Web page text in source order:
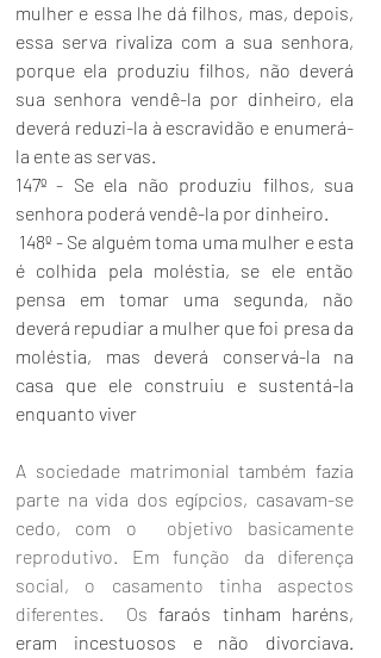
mulher e essa lhe dá filhos, mas, depois,
essa serva rivaliza com a sua senhora,
porque ela produziu filhos, não deverá
sua senhora vendê-la por dinheiro, ela
deverá reduzi-la à escravidão e enumerá-
la ente as servas.
147º - Se ela não produziu filhos, sua
senhora poderá vendê-la por dinheiro.
é colhida pela moléstia, se ele então
pensa em tomar uma segunda, não
deverá repudiar a mulher que foi presa da
moléstia, mas deverá conservá-la na
casa que ele construiu e sustentá-la
enquanto viver
A sociedade matrimonial também fazia
parte na vida dos egípcios, casavam-se
cedo, com o objetivo basicamente
reprodutivo. Em função da diferença
social, o casamento tinha aspectos
diferentes.  Os faraós tinham haréns,
eram incestuosos e não divorciava.